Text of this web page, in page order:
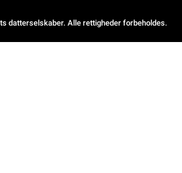
datterselskaber. Alle rettigheder forbeholdes.